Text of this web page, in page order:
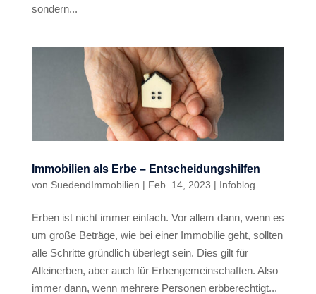
sondern...
Immobilien als Erbe – Entscheidungshilfen
von SuedendImmobilien | Feb. 14, 2023 | Infoblog
Erben ist nicht immer einfach. Vor allem dann, wenn es
um große Beträge, wie bei einer Immobilie geht, sollten
alle Schritte gründlich überlegt sein. Dies gilt für
Alleinerben, aber auch für Erbengemeinschaften. Also
immer dann, wenn mehrere Personen erbberechtigt...